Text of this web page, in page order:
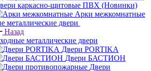
каркасно-щитовые ПВХ (Новинки)
Арки межкомнатные
металлические двери
Назад
металлические двери
Двери PORTIKA
Двери БАСТИОН
Двери